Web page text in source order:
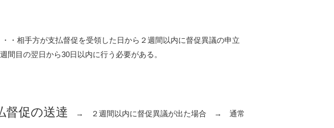
・・相手方が支払督促を受領した日から２週間以内に督促異議の申立
間目の翌日から30日以内に行う必要がある。
督促の送達
→ ２週間以内に督促異議が出た場合 → 通常